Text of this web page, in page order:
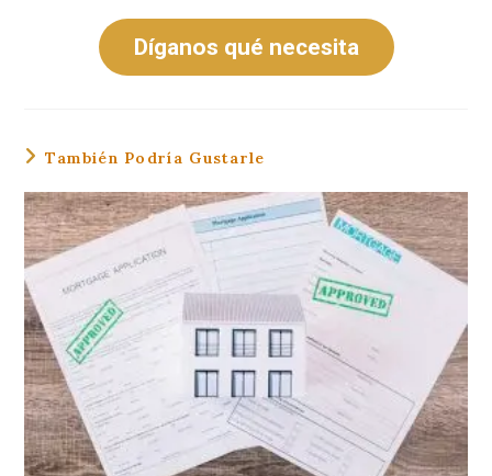
Díganos qué necesita
También Podría Gustarle